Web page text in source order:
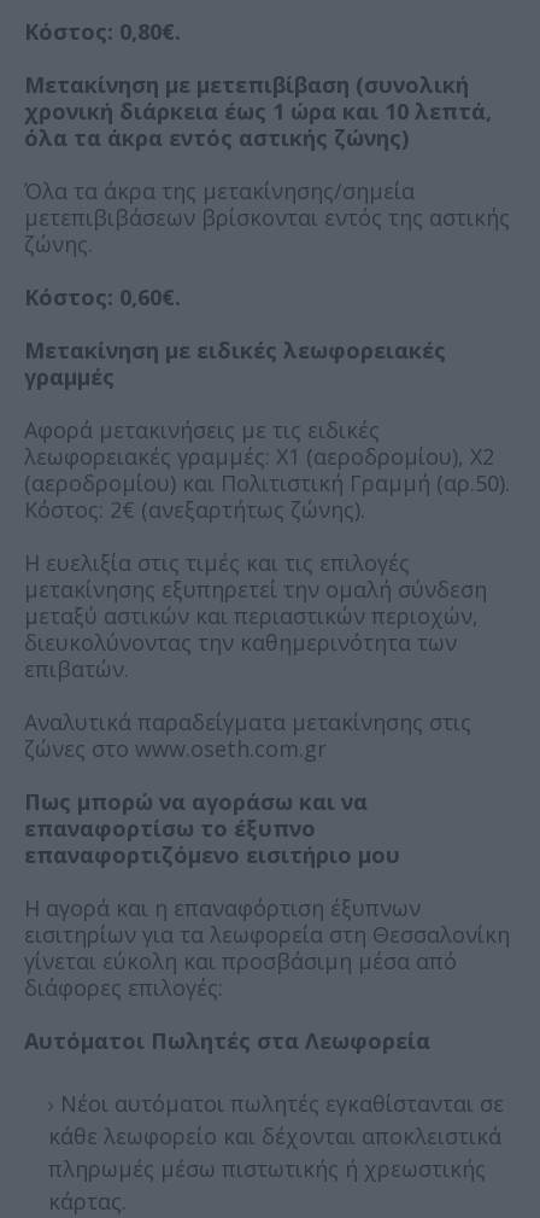
Κόστος: 0,80€.
Μετακίνηση με μετεπιβίβαση (συνολική
χρονική διάρκεια έως 1 ώρα και 10 λεπτά,
όλα τα άκρα εντός αστικής ζώνης)
Όλα τα άκρα της μετακίνησης/σημεία
μετεπιβιβάσεων βρίσκονται εντός της αστικής
ζώνης.
Κόστος: 0,60€.
Μετακίνηση με ειδικές λεωφορειακές
γραμμές
Αφορά μετακινήσεις με τις ειδικές
λεωφορειακές γραμμές: Χ1 (αεροδρομίου), Χ2
(αεροδρομίου) και Πολιτιστική Γραμμή (αρ.50).
Κόστος: 2€ (ανεξαρτήτως ζώνης).
H ευελιξία στις τιμές και τις επιλογές
μετακίνησης εξυπηρετεί την ομαλή σύνδεση
μεταξύ αστικών και περιαστικών περιοχών,
διευκολύνοντας την καθημερινότητα των
επιβατών.
Αναλυτικά παραδείγματα μετακίνησης στις
ζώνες στο www.oseth.com.gr
Πως μπορώ να αγοράσω και να
επαναφορτίσω το έξυπνο
επαναφορτιζόμενο εισιτήριο μου
Η αγορά και η επαναφόρτιση έξυπνων
εισιτηρίων για τα λεωφορεία στη Θεσσαλονίκη
γίνεται εύκολη και προσβάσιμη μέσα από
διάφορες επιλογές:
Αυτόματοι Πωλητές στα Λεωφορεία
Νέοι αυτόματοι πωλητές εγκαθίστανται σε
κάθε λεωφορείο και δέχονται αποκλειστικά
πληρωμές μέσω πιστωτικής ή χρεωστικής
κάρτας.